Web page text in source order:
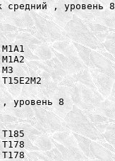
средний , уровень 8
, уровень 8